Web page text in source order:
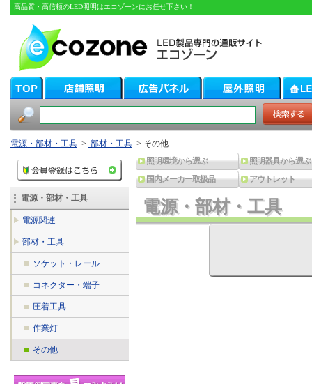
高品質・高信頼のLED照明はエコゾーンにお任せ下さい！
電源・部材・工具 > 部材・工具 > その他
電源・部材・工具
電源関連
部材・工具
ソケット・レール
コネクター・端子
圧着工具
作業灯
その他
照明環境から選ぶ
照明器具から選ぶ
国内メーカー取扱品
アウトレット
電源・部材・工具
電源・部材・工具